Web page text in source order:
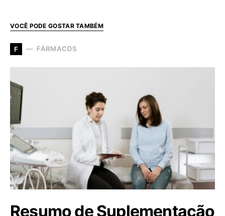
VOCÊ PODE GOSTAR TAMBÉM
F FÁRMACOS
Resumo de Suplementação